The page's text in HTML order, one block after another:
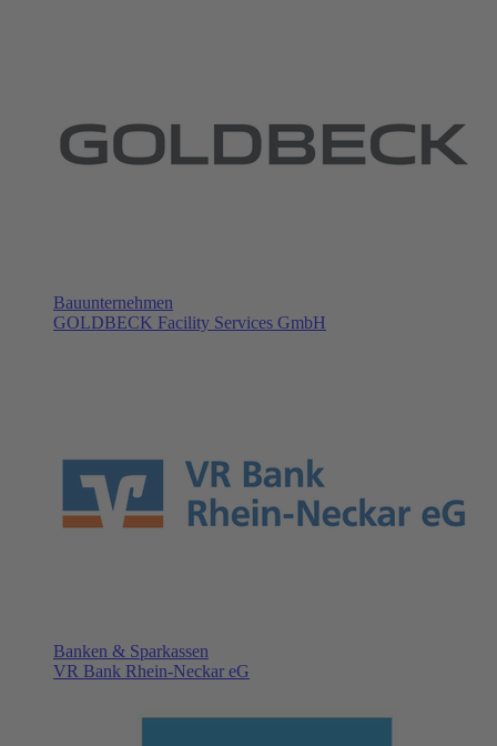
Bauunternehmen
GOLDBECK Facility Services GmbH
Banken & Sparkassen
VR Bank Rhein-Neckar eG